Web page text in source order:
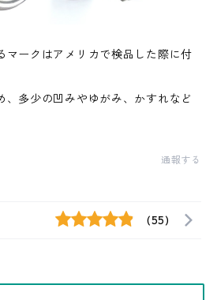
ークはアメリカで検品した際に付
、多少の凹みやゆがみ、かすれなど
通報する
(55)